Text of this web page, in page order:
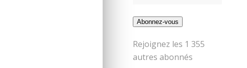
Abonnez-vous
Rejoignez les 1 355
autres abonnés